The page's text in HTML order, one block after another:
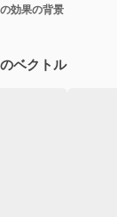
効果の背景
ベクトル